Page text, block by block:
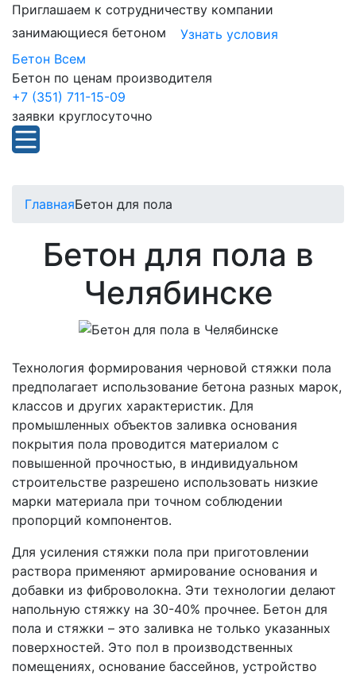
Приглашаем к сотрудничеству компании
занимающиеся бетоном
Узнать условия
Бетон Всем
Бетон по ценам производителя
+7 (351) 711-15-09
заявки круглосуточно
ГлавнаяБетон для пола
Бетон для пола в
Челябинске
Технология формирования черновой стяжки пола
предполагает использование бетона разных марок,
классов и других характеристик. Для
промышленных объектов заливка основания
покрытия пола проводится материалом с
повышенной прочностью, в индивидуальном
строительстве разрешено использовать низкие
марки материала при точном соблюдении
пропорций компонентов.
Для усиления стяжки пола при приготовлении
раствора применяют армирование основания и
добавки из фиброволокна. Эти технологии делают
напольную стяжку на 30-40% прочнее. Бетон для
пола и стяжки – это заливка не только указанных
поверхностей. Это пол в производственных
помещениях, основание бассейнов, устройство